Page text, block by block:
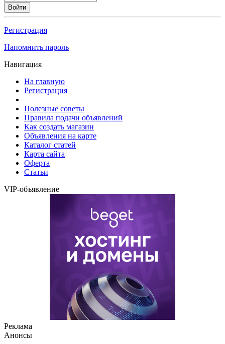
Войти
Регистрация
Напомнить пароль
Навигация
На главную
Регистрация
Полезные советы
Правила подачи объявлений
Как создать магазин
Объявления на карте
Каталог статей
Карта сайта
Оферта
Статьи
VIP-объявление
Реклама
Анонсы